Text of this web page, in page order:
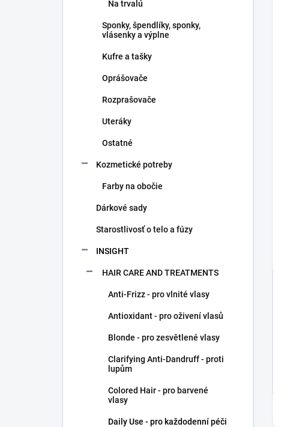
Na trvalú
Sponky, špendlíky, sponky,
vlásenky a výplne
Kufre a tašky
Oprášovače
Rozprašovače
Uteráky
Ostatné
Kozmetické potreby
Farby na obočie
Dárkové sady
Starostlivosť o telo a fúzy
INSIGHT
HAIR CARE AND TREATMENTS
Anti-Frizz - pro vlnité vlasy
Antioxidant - pro oživení vlasů
Blonde - pro zesvětlené vlasy
Clarifying Anti-Dandruff - proti
lupům
Colored Hair - pro barvené
vlasy
Daily Use - pro každodenní péči